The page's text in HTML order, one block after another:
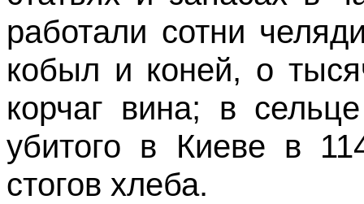
работали сотни
кобыл и коней, о
корчаг вина; в
убитого в Киеве в
стогов хлеба.